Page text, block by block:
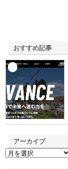
おすすめ記事
アーカイブ